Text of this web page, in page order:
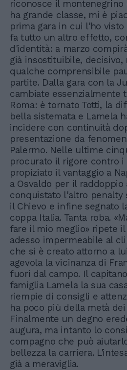
riconosce il
ha grande classe, mi è
prima gara in cui l'ho visto
fa tutto un altro effetto,
d'identità: a marzo
già insostituibile, decisivo,
qualche comprensibile
partite. Dalla gara con la
cambiate essenzialmente
Roma: è tornato Totti, la
bella sistemata e Lamela
incidere con continuità
presentazione da
Palermo. Nelle ultime
procurato il rigore contro i
propiziato il vantaggio a
a Osvaldo per il raddoppio
conquistato l'altro penalty
il Chievo e infine segnato
coppa Italia. Tanta roba.
fare il mio meglio» ripete
adesso impermeabile al
che si è creato attorno a
agevola la vicinanza di
fuori dal campo. Il
famiglia Lamela la sua
riempie di consigli e
ha poco più della metà
Finalmente un degno
augura, ma intanto lo
compagno che può
bellezza la carriera.
già a meraviglia.